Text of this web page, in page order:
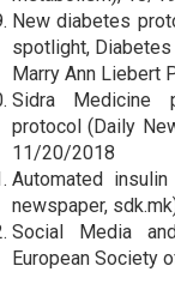
New diabetes
spotlight,
Marry Ann Liebert
Sidra Medicine
protocol (Daily
11/20/2018
Automated
newspaper,
Social Media
European Society